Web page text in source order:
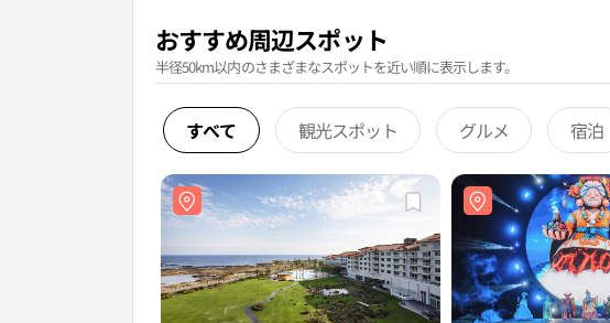
おすすめ周辺スポット
半径50km以内のさまざまなスポットを近い順に表示します。
すべて 観光スポット グルメ 宿泊